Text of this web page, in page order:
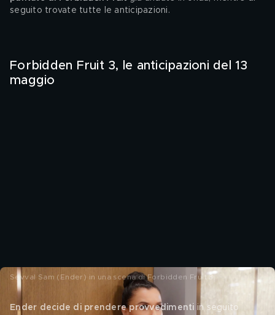
seguito trovate tutte le anticipazioni.
Forbidden Fruit 3, le anticipazioni del 13
maggio
Sevval Sam (Ender) in una scena di Forbidden Fruit 3.
Ender decide di prendere provvedimenti in seguito